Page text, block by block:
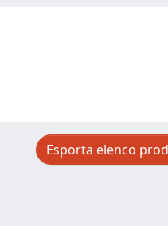
Esporta elenco